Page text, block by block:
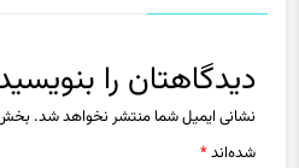
دیدگاهتان را
نشانی ایمیل شما منتشر نخواهد شد.
شده‌اند*